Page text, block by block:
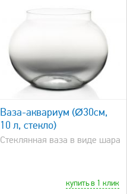
Ваза-аквариум (Ø30см,
10 л, стекло)
Стеклянная ваза в виде шара
купить в 1 клик